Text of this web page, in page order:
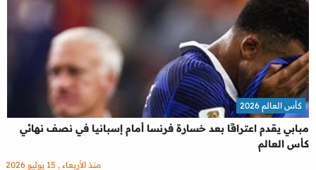
مبابي يقدم اعترافًا بعد خسارة فرنسا أمام إسبانيا في نصف نهائي
كأس العالم
كأس العالم 2026
منذ الأربعاء , 15 يوليو 2026